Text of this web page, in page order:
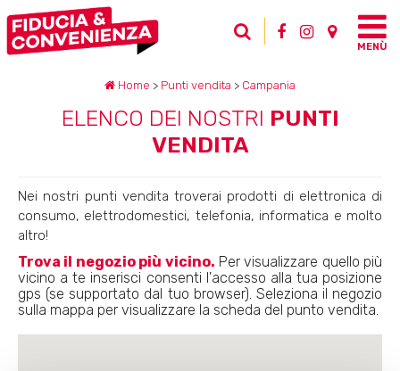
MENÙ
Home > Punti vendita > Campania
ELENCO DEI NOSTRI PUNTI
VENDITA
Nei nostri punti vendita troverai prodotti di elettronica di
consumo, elettrodomestici, telefonia, informatica e molto
altro!
Trova il negozio più vicino. Per visualizzare quello più
vicino a te inserisci consenti l'accesso alla tua posizione
gps (se supportato dal tuo browser). Seleziona il negozio
sulla mappa per visualizzare la scheda del punto vendita.